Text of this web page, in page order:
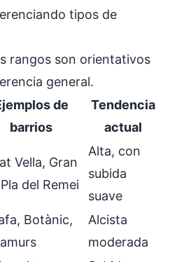
tipos de
rangos son orientativos
general.
de
barrios
Tendencia
actual
Vella, Gran
del Remei
Alta, con
subida
suave
Botànic,
Alcista
moderada